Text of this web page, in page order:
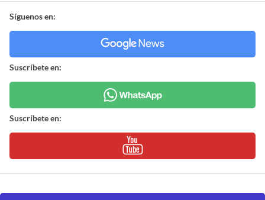
Síguenos en:
Suscríbete en:
Suscríbete en: